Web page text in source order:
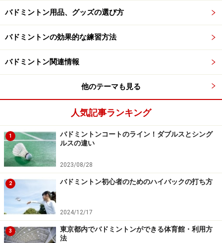
以上が試合の進め方です。これら3つの規則はシングル
スにも当てはめることができます。
バドミントンの共通規則として覚えておくとGoodです。
サーブを打つ人の順番は決まっている！
ダブルスにおいて、サーブ権の移動だけを考えるのであ
れば、もっと簡単な覚え方があります。
なぜなら、サーブ権の移動順序は決まっており、どんな
複雑な試合展開になろうと変わらないからです。
例えば、A君・BさんペアとC君・Dさんペアが対戦し、A
君のサーブ、C君のレシーブで試合が始まった場合、サ
ーブ権は必ずA君→Dさん→Bさん→C君→A君→・・・と
いう順番で移動します。
バドミントン用品、グッズの選び方
バドミントンの効果的な練習方法
バドミントン関連情報
他のテーマも見る
人気記事ランキング
1
バドミントンコートのライン！ダブルスとシング
ルスの違い
2023/08/28
2 バドミントン初心者のためのハイバックの打ち方
2024/12/17
3
東京都内でバドミントンができる体育館・利用方
法